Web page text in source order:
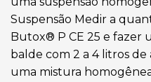
Suspensão Medir a
Butox® P CE 25 e fazer
balde com 2 a 4 litros
uma mistura